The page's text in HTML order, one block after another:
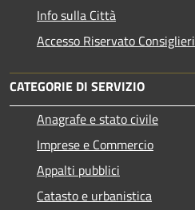
Info sulla Città
Accesso Riservato Consiglieri
CATEGORIE DI SERVIZIO
Anagrafe e stato civile
Imprese e Commercio
Appalti pubblici
Catasto e urbanistica